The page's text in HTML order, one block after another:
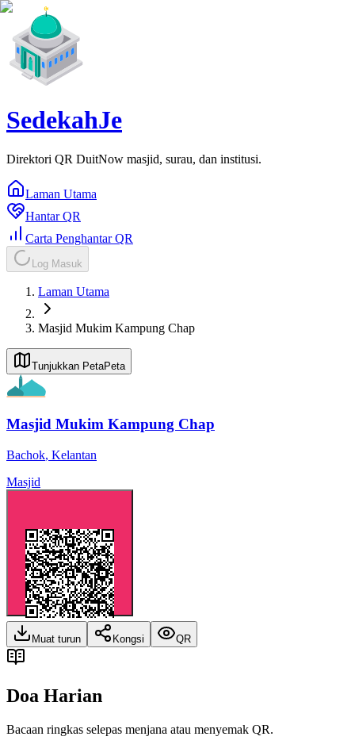
SedekahJe
Direktori QR DuitNow masjid, surau, dan institusi.
Laman Utama
Hantar QR
Carta Penghantar QR
Log Masuk
Laman Utama
Masjid Mukim Kampung Chap
Tunjukkan PetaPeta
Masjid Mukim Kampung Chap
Bachok, Kelantan
Masjid
Muat turun Kongsi QR
Doa Harian
Bacaan ringkas selepas menjana atau menyemak QR.